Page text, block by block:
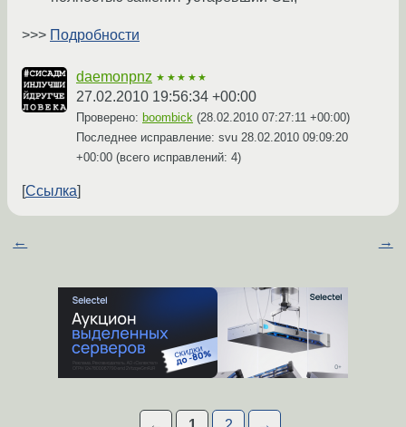
>>> Подробности
daemonpnz ★★★★★
27.02.2010 19:56:34 +00:00
Проверено: boombick (28.02.2010 07:27:11 +00:00)
Последнее исправление: svu 28.02.2010 09:09:20
+00:00 (всего исправлений: 4)
Ссылка
← →